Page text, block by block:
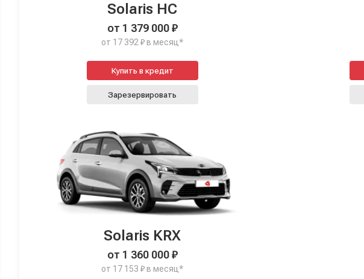
Solaris HC
от 1 379 000 ₽
от 17 392 ₽ в месяц*
Купить в кредит
Зарезервировать
Solaris KRX
от 1 360 000 ₽
от 17 153 ₽ в месяц*